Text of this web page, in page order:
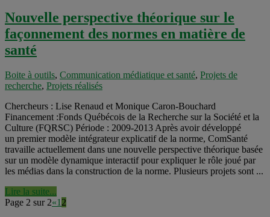
Nouvelle perspective théorique sur le
façonnement des normes en matière de
santé
Boite à outils, Communication médiatique et santé, Projets de
recherche, Projets réalisés
Chercheurs : Lise Renaud et Monique Caron-Bouchard
Financement :Fonds Québécois de la Recherche sur la Société et la
Culture (FQRSC) Période : 2009-2013 Après avoir développé
un premier modèle intégrateur explicatif de la norme, ComSanté
travaille actuellement dans une nouvelle perspective théorique basée
sur un modèle dynamique interactif pour expliquer le rôle joué par
les médias dans la construction de la norme. Plusieurs projets sont ...
Lire la suite...
Page 2 sur 2«12